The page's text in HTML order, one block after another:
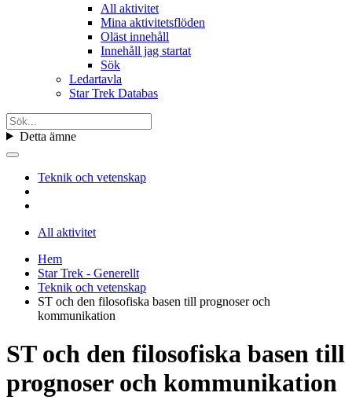
All aktivitet
Mina aktivitetsflöden
Oläst innehåll
Innehåll jag startat
Sök
Ledartavla
Star Trek Databas
Detta ämne
Teknik och vetenskap
All aktivitet
Hem
Star Trek - Generellt
Teknik och vetenskap
ST och den filosofiska basen till prognoser och
kommunikation
ST och den filosofiska basen till
prognoser och kommunikation